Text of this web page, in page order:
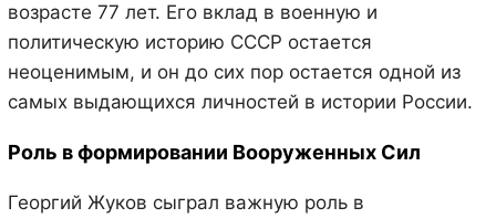
возрасте 77 лет. Его вклад в военную и
политическую историю СССР остается
неоценимым, и он до сих пор остается одной из
самых выдающихся личностей в истории России.
Роль в формировании Вооруженных Сил
Георгий Жуков сыграл важную роль в